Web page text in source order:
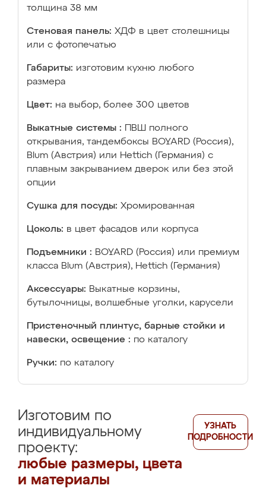
толщина 38 мм
Стеновая панель: ХДФ в цвет столешницы
или с фотопечатью
Габариты: изготовим кухню любого
размера
Цвет: на выбор, более 300 цветов
Выкатные системы :
ПВШ полного
открывания, тандембоксы BOYARD (Россия),
Blum (Австрия) или Hettich (Германия) с
плавным закрыванием дверок или без этой
опции
Сушка для посуды: Хромированная
Цоколь: в цвет фасадов или корпуса
Подъемники : BOYARD (Россия) или премиум
класса Blum (Австрия), Hettich (Германия)
Аксессуары: Выкатные корзины,
бутылочницы, волшебные уголки, карусели
Пристеночный плинтус, барные стойки и
навески, освещение : по каталогу
Ручки: по каталогу
Изготовим по
индивидуальному
проекту:
любые размеры, цвета
и материалы
УЗНАТЬ
ПОДРОБНОСТИ